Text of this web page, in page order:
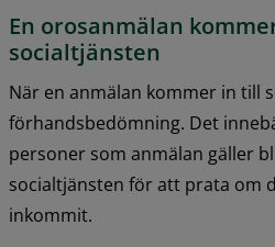
En orosanmälan
socialtjänsten
När en anmälan kommer in till
förhandsbedömning. Det
personer som anmälan gäller
socialtjänsten för att prata om
inkommit.